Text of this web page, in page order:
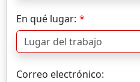
En qué lugar:
Correo electrónico: